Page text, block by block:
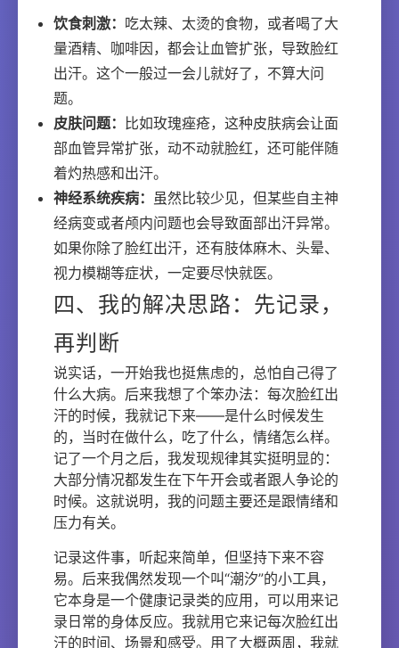
饮食刺激： 吃太辣、太烫的食物，或者喝了大
量酒精、咖啡因，都会让血管扩张，导致脸红
出汗。这个一般过一会儿就好了，不算大问
题。
皮肤问题：
比如玫瑰痤疮，这种皮肤病会让面
部血管异常扩张，动不动就脸红，还可能伴随
着灼热感和出汗。
神经系统疾病： 虽然比较少见，但某些自主神
经病变或者颅内问题也会导致面部出汗异常。
如果你除了脸红出汗，还有肢体麻木、头晕、
视力模糊等症状，一定要尽快就医。
四、我的解决思路：先记录，
再判断
说实话，一开始我也挺焦虑的，总怕自己得了
什么大病。后来我想了个笨办法：每次脸红出
汗的时候，我就记下来——是什么时候发生
的，当时在做什么，吃了什么，情绪怎么样。
记了一个月之后，我发现规律其实挺明显的：
大部分情况都发生在下午开会或者跟人争论的
时候。这就说明，我的问题主要还是跟情绪和
压力有关。
记录这件事，听起来简单，但坚持下来不容
易。后来我偶然发现一个叫“潮汐”的小工具，
它本身是一个健康记录类的应用，可以用来记
录日常的身体反应。我就用它来记每次脸红出
汗的时间、场景和感受。用了大概两周，我就